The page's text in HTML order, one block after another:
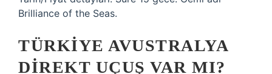
Brilliance of the Seas.
TÜRKIYE AVUSTRALYA
DIREKT UÇUŞ VAR MI?